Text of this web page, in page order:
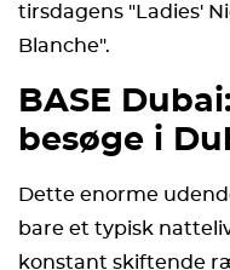
tirsdagens "Ladies'
Blanche".
BASE
besøge i
Dette enorme
bare et typisk
konstant skiftende